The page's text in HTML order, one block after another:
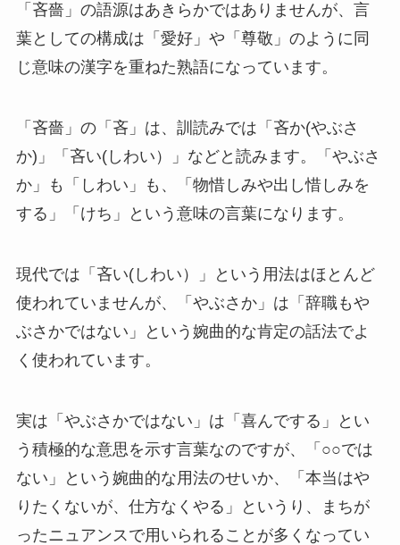
「吝嗇」の語源はあきらかではありませんが、言
葉としての構成は「愛好」や「尊敬」のように同
じ意味の漢字を重ねた熟語になっています。
「吝嗇」の「吝」は、訓読みでは「吝か(やぶさ
か)」「吝い(しわい）」などと読みます。「やぶさ
か」も「しわい」も、「物惜しみや出し惜しみを
する」「けち」という意味の言葉になります。
現代では「吝い(しわい）」という用法はほとんど
使われていませんが、「やぶさか」は「辞職もや
ぶさかではない」という婉曲的な肯定の話法でよ
く使われています。
実は「やぶさかではない」は「喜んでする」とい
う積極的な意思を示す言葉なのですが、「○○では
ない」という婉曲的な用法のせいか、「本当はや
りたくないが、仕方なくやる」というり、まちが
ったニュアンスで用いられることが多くなってい